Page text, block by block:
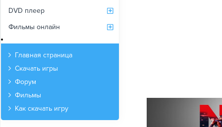
DVD плеер
Фильмы онлайн
Главная страница
Скачать игры
Форум
Фильмы
Как скачать игру